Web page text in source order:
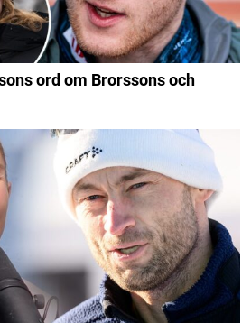
ord om Brorssons och